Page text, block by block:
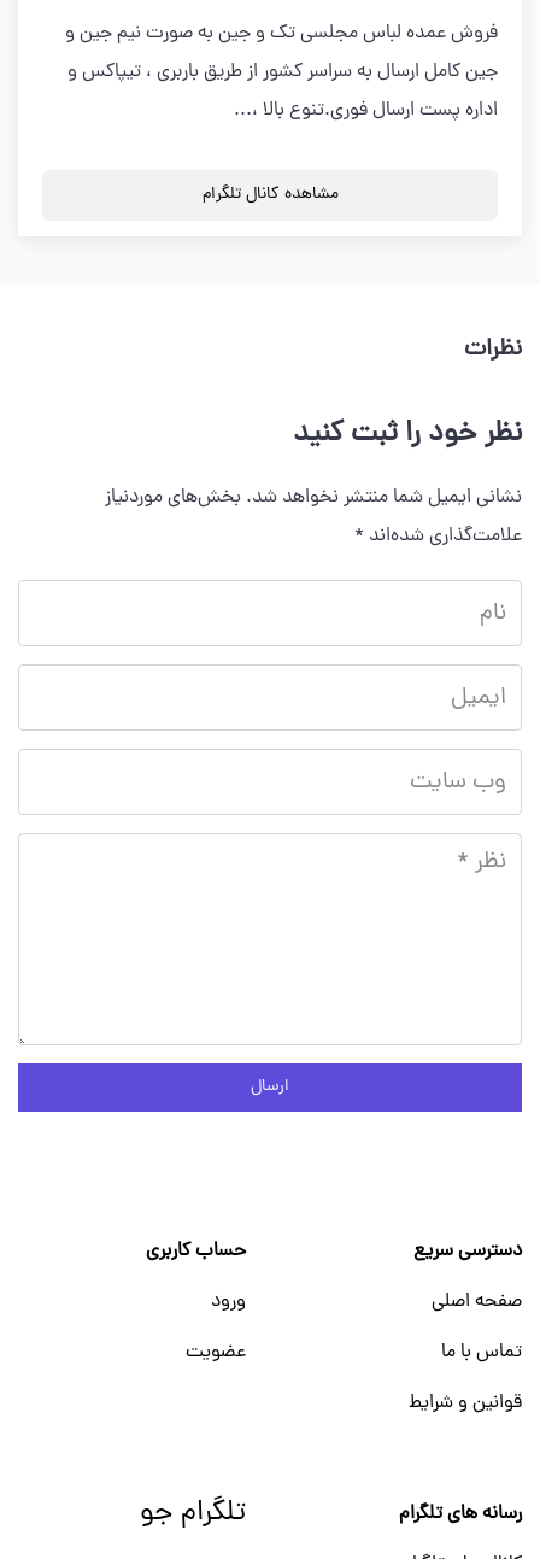
فروش عمده لباس مجلسی تک و جین به صورت نیم جین و
جین کامل ارسال به سراسر کشور از طریق باربری ، تیپاکس و
اداره پست ارسال فوری.تنوع بالا ،...
مشاهده کانال تلگرام
نظرات
نظر خود را ثبت کنید
نشانی ایمیل شما منتشر نخواهد شد. بخش‌های موردنیاز
علامت‌گذاری شده‌اند *
ارسال
دسترسی سریع
صفحه اصلی
تماس با ما
قوانین و شرایط
حساب کاربری
ورود
عضویت
رسانه های تلگرام
تلگرام جو